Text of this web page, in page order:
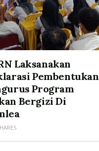
Laksanakan
Pembentukan
Program
Bergizi Di